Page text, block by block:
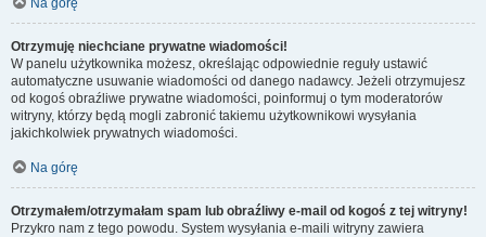
Na górę
Otrzymuję niechciane prywatne wiadomości!
W panelu użytkownika możesz, określając odpowiednie reguły ustawić
automatyczne usuwanie wiadomości od danego nadawcy. Jeżeli otrzymujesz
od kogoś obraźliwe prywatne wiadomości, poinformuj o tym moderatorów
witryny, którzy będą mogli zabronić takiemu użytkownikowi wysyłania
jakichkolwiek prywatnych wiadomości.
Na górę
Otrzymałem/otrzymałam spam lub obraźliwy e-mail od kogoś z tej witryny!
Przykro nam z tego powodu. System wysyłania e-maili witryny zawiera